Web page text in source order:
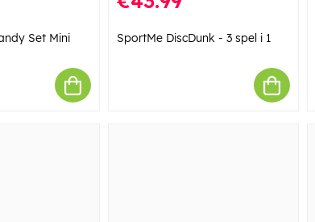
Set Mini
SportMe DiscDunk - 3 spel i 1